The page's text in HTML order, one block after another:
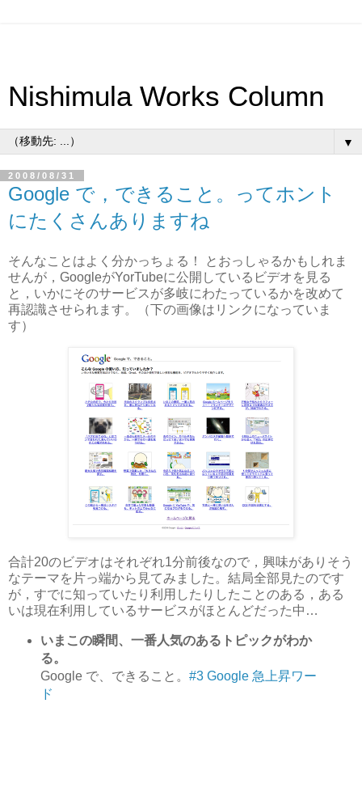
Nishimula Works Column
▼
2008/08/31
Google で，できること。ってホント
にたくさんありますね
そんなことはよく分かっちょる！ とおっしゃるかもしれま
せんが，GoogleがYorTubeに公開しているビデオを見る
と，いかにそのサービスが多岐にわたっているかを改めて
再認識させられます。（下の画像はリンクになっていま
す）
合計20のビデオはそれぞれ1分前後なので，興味がありそう
なテーマを片っ端から見てみました。結局全部見たのです
が，すでに知っていたり利用したりしたことのある，ある
いは現在利用しているサービスがほとんどだった中…
いまこの瞬間、一番人気のあるトピックがわか
る。
Google で、できること。 #3 Google 急上昇ワー
ド